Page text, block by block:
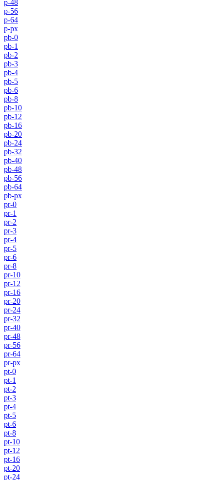
p-48
p-56
p-64
p-px
pb-0
pb-1
pb-2
pb-3
pb-4
pb-5
pb-6
pb-8
pb-10
pb-12
pb-16
pb-20
pb-24
pb-32
pb-40
pb-48
pb-56
pb-64
pb-px
pr-0
pr-1
pr-2
pr-3
pr-4
pr-5
pr-6
pr-8
pr-10
pr-12
pr-16
pr-20
pr-24
pr-32
pr-40
pr-48
pr-56
pr-64
pr-px
pt-0
pt-1
pt-2
pt-3
pt-4
pt-5
pt-6
pt-8
pt-10
pt-12
pt-16
pt-20
pt-24